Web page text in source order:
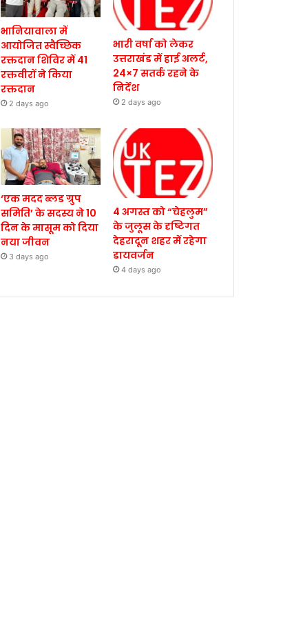
भानियावाला में
आयोजित स्वैच्छिक
रक्तदान शिविर में 41
रक्तवीरों ने किया
रक्तदान
2 days ago
भारी वर्षा को लेकर
उत्तराखंड में हाई अलर्ट,
24×7 सतर्क रहने के
निर्देश
2 days ago
‘एक मदद ब्लड ग्रुप
समिति’ के सदस्य ने 10
दिन के मासूम को दिया
नया जीवन
3 days ago
4 अगस्त को “चेहलुम”
के जुलूस के दृष्टिगत
देहरादून शहर में रहेगा
डायवर्जन
4 days ago